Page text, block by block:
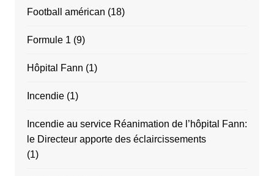
Football américan (18)
Formule 1 (9)
Hôpital Fann (1)
Incendie(1)
Incendie au service Réanimation de l’hôpital Fann:
le Directeur apporte des éclaircissements
(1)